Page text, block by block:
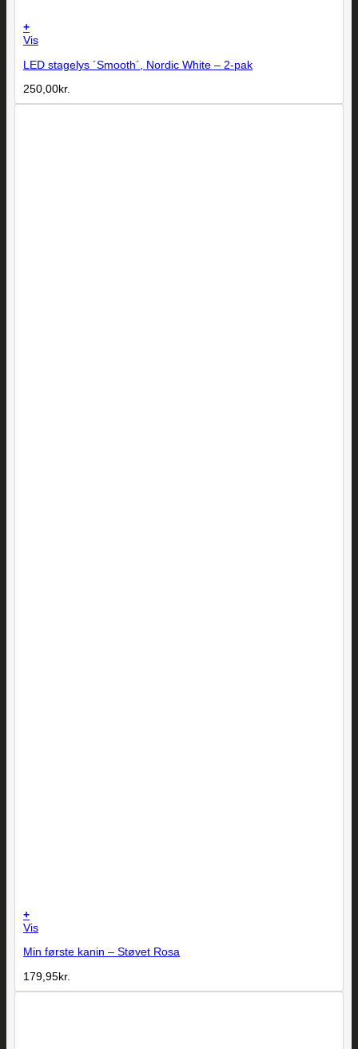
+
Vis
LED stagelys ´Smooth´, Nordic White – 2-pak
250,00kr.
+
Vis
Min første kanin – Støvet Rosa
179,95kr.